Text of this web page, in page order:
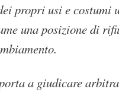
propri usi e costumi
una posizione di
a giudicare